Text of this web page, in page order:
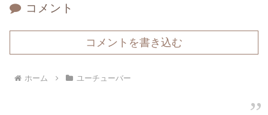
コメント
コメントを書き込む
ホーム ユーチューバー